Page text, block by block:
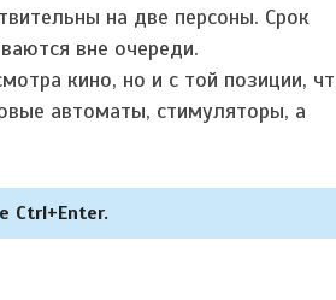
на две персоны. Срок
вне очереди.
кино, но и с той позиции,
автоматы, стимуляторы, а
Ctrl+Enter.